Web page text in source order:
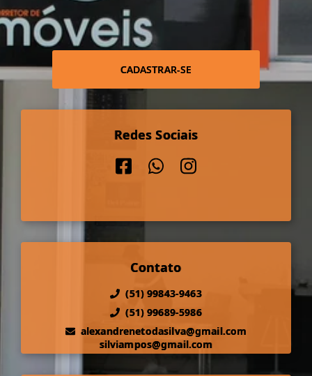
CADASTRAR-SE
Redes Sociais
Contato
(51) 99843-9463
(51) 99689-5986
alexandrenetodasilva@gmail.com
silviampos@gmail.com